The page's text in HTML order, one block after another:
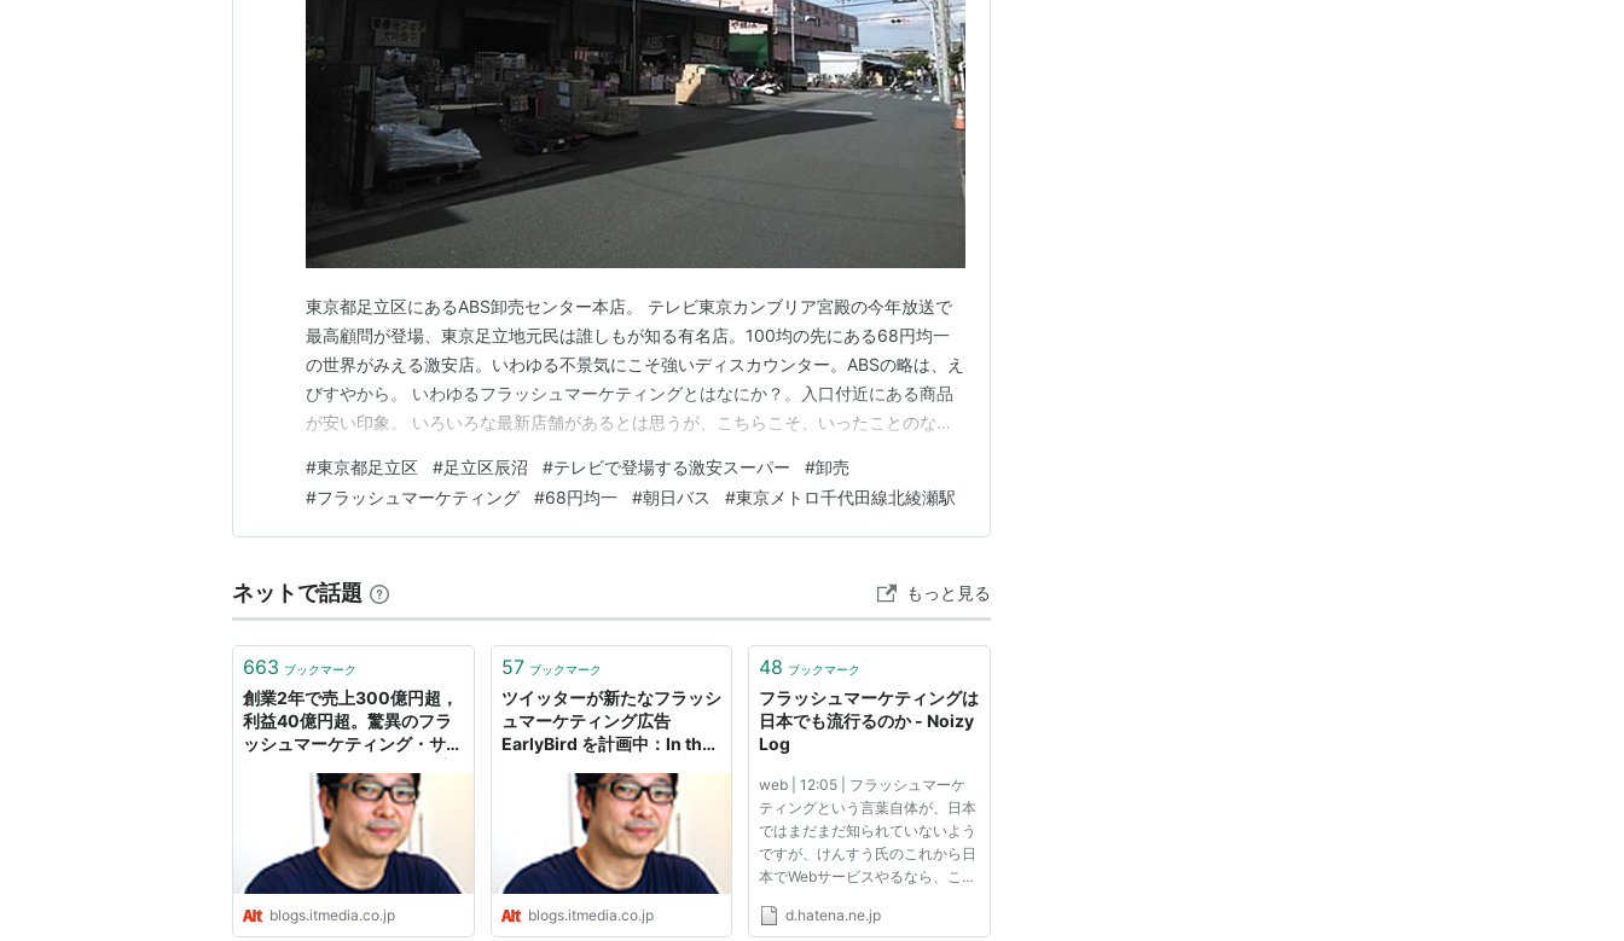
東京都足立区にあるABS卸売センター本店。 テレビ東京カンブリア宮殿の今年放送で
最高顧問が登場、東京足立地元民は誰しもが知る有名店。100均の先にある68円均一
の世界がみえる激安店。いわゆる不景気にこそ強いディスカウンター。ABSの略は、え
びすやから。 いわゆるフラッシュマーケティングとはなにか？。入口付近にある商品
が安い印象。 いろいろな最新店舗があるとは思うが、こちらこそ、いったことのない
明障害福祉施設前。 最寄り駅は、北綾瀬駅かなといったところ。綾瀬といっても神奈
川ではなく東京。 さて、あたりまえの話になると…
#東京都足立区 #足立区辰沼 #テレビで登場する激安スーパー #卸売
#フラッシュマーケティング #68円均一 #朝日バス #東京メトロ千代田線北綾瀬駅
ネットで話題 もっと見る
663 ブックマーク
創業2年で売上300億円超，
利益40億円超。驚異のフラ
ッシュマーケティング・サイ
を探る：In the looop：オル
タナティブ・ブログ
blogs.itmedia.co.jp
57 ブックマーク
ツイッターが新たなフラッシ
ュマーケティング広告
EarlyBird を計画中：In the
blogs.itmedia.co.jp
48 ブックマーク
フラッシュマーケティングは
日本でも流行るのか - Noizy
Log
web | 12:05 | フラッシュマーケ
ティングという言葉自体が、日本
ではまだまだ知られていないよう
ですが、けんすう氏のこれから日
本でWebサービスやるなら、こん
リーでもGiltが触れられているの
d.hatena.ne.jp